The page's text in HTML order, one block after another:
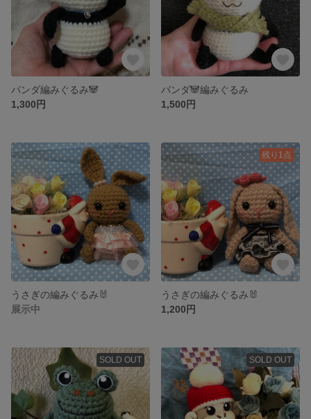
パンダ編みぐるみ🐼
1,300円
パンダ🐼編みぐるみ
1,500円
うさぎの編みぐるみ🐰
展示中
残り1点
うさぎの編みぐるみ🐰
1,200円
SOLD OUT SOLD OUT